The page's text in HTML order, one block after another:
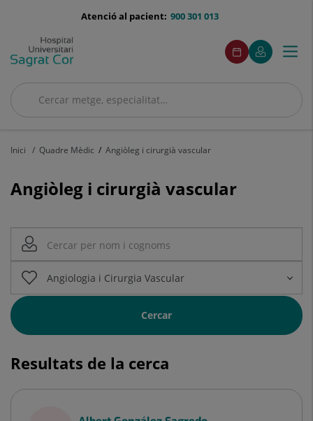
menu-
900 301 013
Atenció al pacient:
Cercar
Cercar
menuAcceso
Demaneu
cita
Aquest
enllaç
s'obrirà
una
El
meu
Aquest
enllaç
s'obrirà
una
finestra
Menú
Inici Quadre Mèdic Angiòleg i cirurgià vascular
Angiòleg i cirurgià vascular
Cercar
Resultats de la cerca